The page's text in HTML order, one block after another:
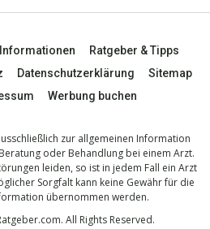
Ratgeber & Tipps
Datenschutzerklärung
Sitemap
Werbung buchen
zur allgemeinen Information
oder Behandlung bei einem Arzt.
leiden, so ist in jedem Fall ein Arzt
Sorgfalt kann keine Gewähr für die
übernommen werden.
All Rights Reserved.